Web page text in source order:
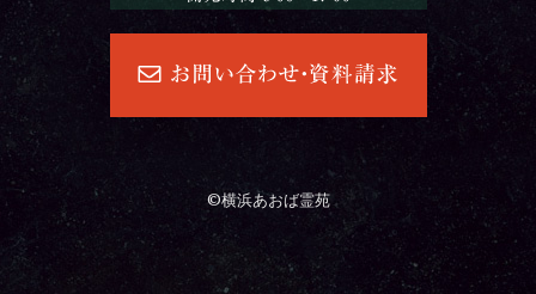
©横浜あおば霊苑